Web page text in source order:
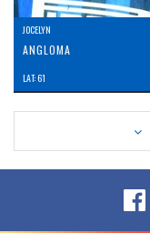
JOCELYN
ANGLOMA
LAT: 61